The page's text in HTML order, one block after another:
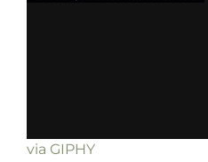
via GIPHY